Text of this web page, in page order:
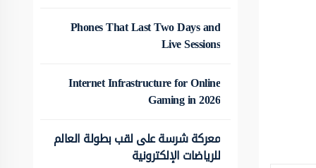
Phones That Last Two Days and
Live Sessions
Internet Infrastructure for Online
Gaming in 2026
معركة شرسة على لقب بطولة العالم
للرياضات الإلكترونية